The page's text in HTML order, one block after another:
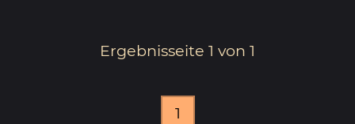
Ergebnisseite 1 von 1
1